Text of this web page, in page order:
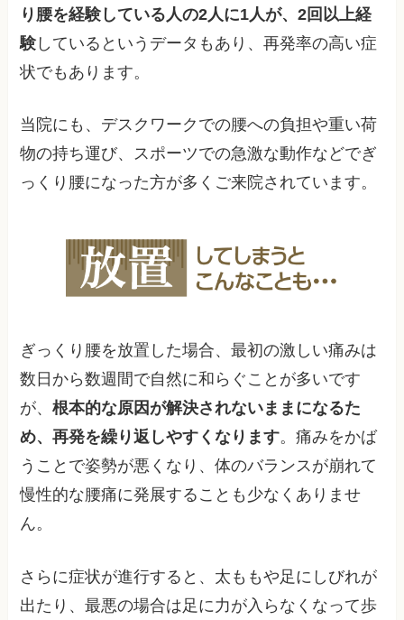
り腰を経験している人の2人に1人が、2回以上経
験 しているというデータもあり、再発率の高い症
状でもあります。
当院にも、デスクワークでの腰への負担や重い荷
物の持ち運び、スポーツでの急激な動作などでぎ
っくり腰になった方が多くご来院されています。
ぎっくり腰を放置した場合、最初の激しい痛みは
数日から数週間で自然に和らぐことが多いです
が、根本的な原因が解決されないままになるた
め、再発を繰り返しやすくなります。痛みをかば
うことで姿勢が悪くなり、体のバランスが崩れて
慢性的な腰痛に発展することも少なくありませ
ん。
さらに症状が進行すると、太ももや足にしびれが
出たり、最悪の場合は足に力が入らなくなって歩